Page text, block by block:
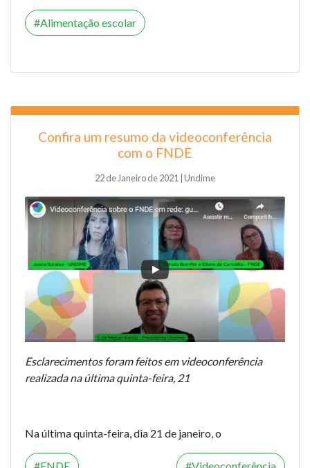
Alimentação escolar
Confira um resumo da videoconferência
com o FNDE
22 de Janeiro de 2021 | Undime
Esclarecimentos foram feitos em videoconferência
realizada na última quinta-feira, 21
Na última quinta-feira, dia 21 de janeiro, o